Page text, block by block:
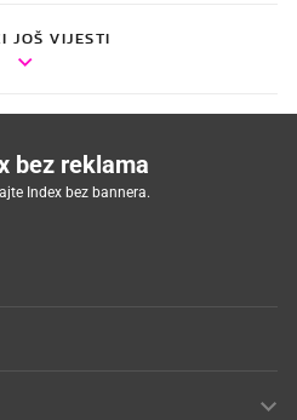
JOŠ VIJESTI
bez reklama
Index bez bannera.